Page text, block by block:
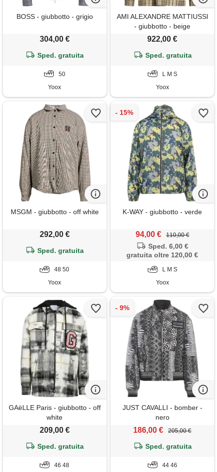
BOSS - giubbotto - grigio
304,00 €
Sped. gratuita
50
Yoox
AMI ALEXANDRE MATTIUSSI
- giubbotto - beige
922,00 €
Sped. gratuita
L M S
Yoox
MSGM - giubbotto - off white
292,00 €
Sped. gratuita
48 50
Yoox
K-WAY - giubbotto - verde
94,00 € 110,00 €
Sped. 6,00 €
gratuita oltre 120,00 €
L M S
Yoox
GAëLLE Paris - giubbotto - off
white
209,00 €
Sped. gratuita
46 48
JUST CAVALLI - bomber -
nero
186,00 € 205,00 €
Sped. gratuita
44 46